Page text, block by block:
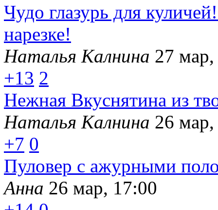
Чудо глазурь для
нарезке!
Наталья Калнина 27
+13 2
Нежная Вкуснятина из
Наталья Калнина 26
+7 0
Пуловер с ажурными
Анна 26 мар, 17:00